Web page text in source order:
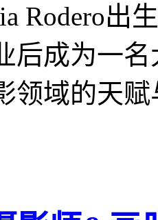
Rodero出
后成为一
领域的天